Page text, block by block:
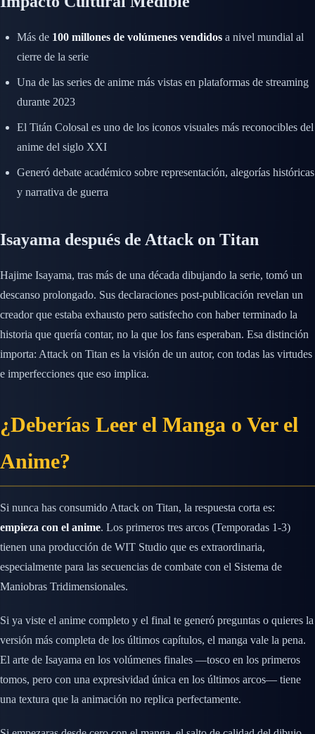
Más de 100 millones de volúmenes vendidos a nivel mundial al
cierre de la serie
Una de las series de anime más vistas en plataformas de streaming
durante 2023
El Titán Colosal es uno de los iconos visuales más reconocibles del
anime del siglo XXI
Generó debate académico sobre representación, alegorías históricas
y narrativa de guerra
Isayama después de Attack on Titan
Hajime Isayama, tras más de una década dibujando la serie, tomó un
descanso prolongado. Sus declaraciones post-publicación revelan un
creador que estaba exhausto pero satisfecho con haber terminado la
historia que quería contar, no la que los fans esperaban. Esa distinción
importa: Attack on Titan es la visión de un autor, con todas las virtudes
e imperfecciones que eso implica.
¿Deberías Leer el Manga o Ver el
Anime?
Si nunca has consumido Attack on Titan, la respuesta corta es:
empieza con el anime. Los primeros tres arcos (Temporadas 1-3)
tienen una producción de WIT Studio que es extraordinaria,
especialmente para las secuencias de combate con el Sistema de
Maniobras Tridimensionales.
Si ya viste el anime completo y el final te generó preguntas o quieres la
versión más completa de los últimos capítulos, el manga vale la pena.
El arte de Isayama en los volúmenes finales —tosco en los primeros
tomos, pero con una expresividad única en los últimos arcos— tiene
una textura que la animación no replica perfectamente.